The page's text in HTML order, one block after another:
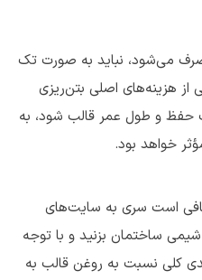
می‌شود، نباید به صورت تک
هزینه‌های اصلی بتن‌ریزی
حفظ و طول عمر قالب شود، به
خواهد بود.
است سری به سایت‌های
ساختمان بزنید و با توجه
کلی نسبت به روغن قالب به